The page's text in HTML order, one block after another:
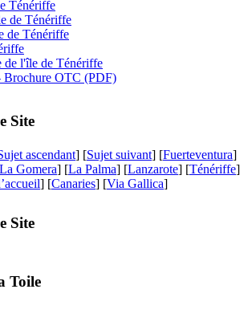
Ténériffe
de Ténériffe
de Ténériffe
de l'île de Ténériffe
Brochure OTC (PDF)
Site
ascendant] [Sujet suivant] [Fuerteventura]
La Gomera] [La Palma] [Lanzarote] [Ténériffe]
] [Canaries] [Via Gallica]
Site
Toile